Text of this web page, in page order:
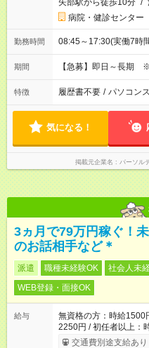
矢部駅から徒歩10分 /
病院・健診センター
勤務時間 08:45～17:30(実働7
期間 【急募】即日～長期
特徴 履歴書不要 / パソコン
気になる！
掲載元企業名 パーソル
3ヵ月で79万円稼ぐ！
のお話相手など＊
派遣 職種未経験OK 社会人未
WEB登録・面接OK
給与
無資格の方：時給1500
2250円 / 初任者以上：
交通費別途支給あり